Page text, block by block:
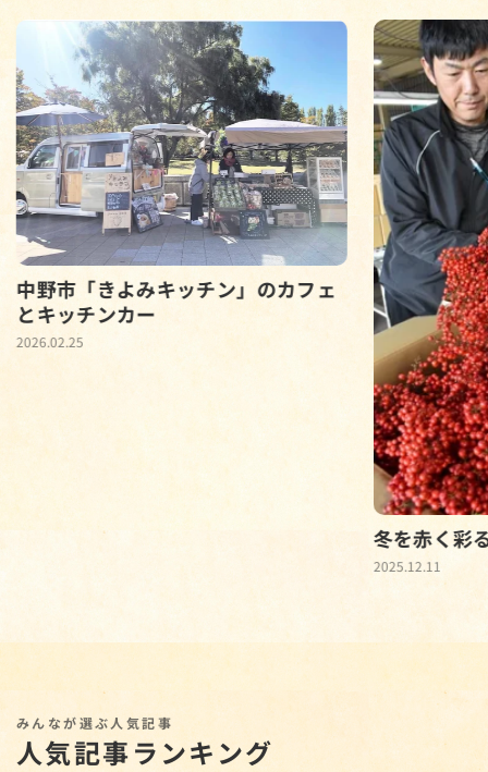
中野市「きよみキッチン」のカフェ
とキッチンカー
2026.02.25
冬を赤く彩
2025.12.11
みんなが選ぶ人気記事
人気記事ランキング